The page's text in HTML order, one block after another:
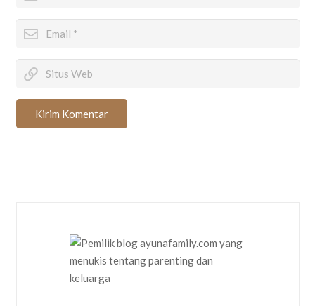
Kirim Komentar